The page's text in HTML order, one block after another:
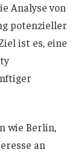
Analyse von
potenzieller
ist es, eine
wie Berlin,
an